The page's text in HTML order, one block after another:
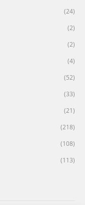
(24)
(2)
(2)
(4)
(52)
(33)
(21)
(218)
(108)
(113)